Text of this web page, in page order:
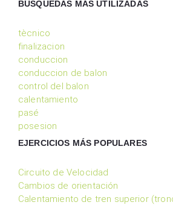
BÚSQUEDAS MÁS UTILIZADAS
tècnico
finalizacion
conduccion
conduccion de balon
control del balon
calentamiento
pasé
posesion
EJERCICIOS MÁS POPULARES
Circuito de Velocidad
Cambios de orientación
Calentamiento de tren superior